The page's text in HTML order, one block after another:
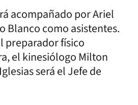
acompañado por Ariel
Blanco como asistentes.
preparador físico
el kinesiólogo Milton
será el Jefe de